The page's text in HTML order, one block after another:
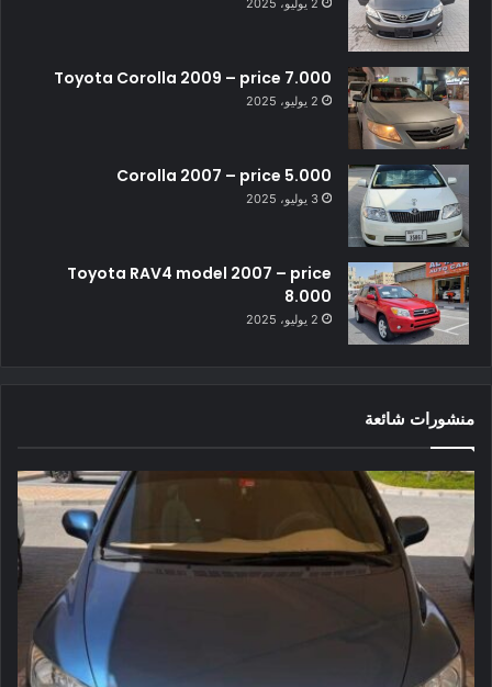
2 يوليو، 2025
Toyota Corolla 2009 – price 7.000
2 يوليو، 2025
Corolla 2007 – price 5.000
3 يوليو، 2025
Toyota RAV4 model 2007 – price
8.000
2 يوليو، 2025
منشورات شائعة